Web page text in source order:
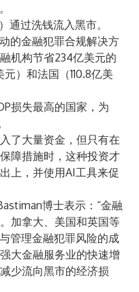
通过洗钱流入黑市。
的金融犯罪合规解决方
机构节省234亿美元的
）和法国（110.8亿美
损失最高的国家，为
了大量资金，但只有在
障措施时，这种投资才
上，并使用AI工具来促
博士表示：“金融
加拿大、美国和英国等
管理金融犯罪风险的成
大金融服务业的快速增
少流向黑市的经济损